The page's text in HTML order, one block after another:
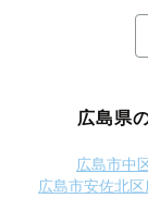
広島県
広島市中
広島市安佐北区